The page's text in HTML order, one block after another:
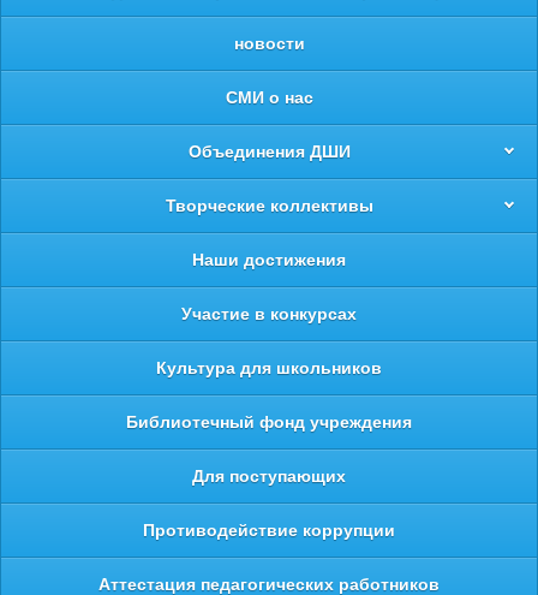
новости
СМИ о нас
Объединения ДШИ
Творческие коллективы
Наши достижения
Участие в конкурсах
Культура для школьников
Библиотечный фонд учреждения
Для поступающих
Противодействие коррупции
Аттестация педагогических работников